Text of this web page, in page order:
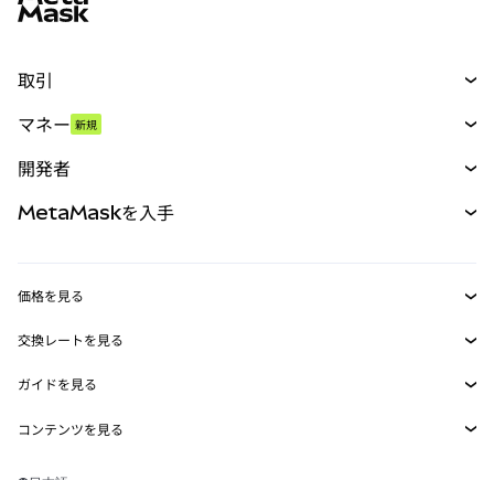
取引
パーペチュアル
RWA
マネー 新規
開発者
MetaMask Connect
Snaps
Web3サービス
MetaMaskを入手
セキュリティ
サポート
キャリア
価格を見る
イーサリアムの価格
Solanaの価格
交換レートを見る
ETH→USD
USDT→INR
ガイドを見る
ETHの購入
コンテンツを見る